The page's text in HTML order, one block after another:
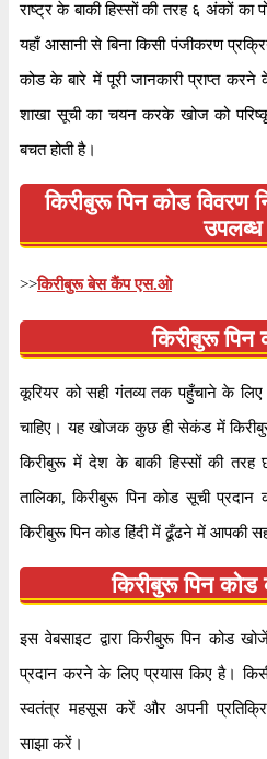
राष्ट्र के बाकी हिस्सों की तरह ६ अंकों
यहाँ आसानी से बिना किसी पंजीकरण
कोड के बारे में पूरी जानकारी प्राप्त
शाखा सूची का चयन करके खोज को
बचत होती है।
किरीबुरू पिन कोड विवरण
उपलब्ध
>>किरीबुरू बेस कैंप एस.ओ
किरीबुरू पिन
कूरियर को सही गंतव्य तक पहुँचाने के लिए
चाहिए। यह खोजक कुछ ही सेकंड में
किरीबुरू में देश के बाकी हिस्सों की
तालिका, किरीबुरू पिन कोड सूची
किरीबुरू पिन कोड हिंदी में ढूँढने में आपकी
किरीबुरू पिन कोड
इस वेबसाइट द्वारा किरीबुरू पिन कोड
प्रदान करने के लिए प्रयास किए है।
स्वतंत्र महसूस करें और अपनी
साझा करें।